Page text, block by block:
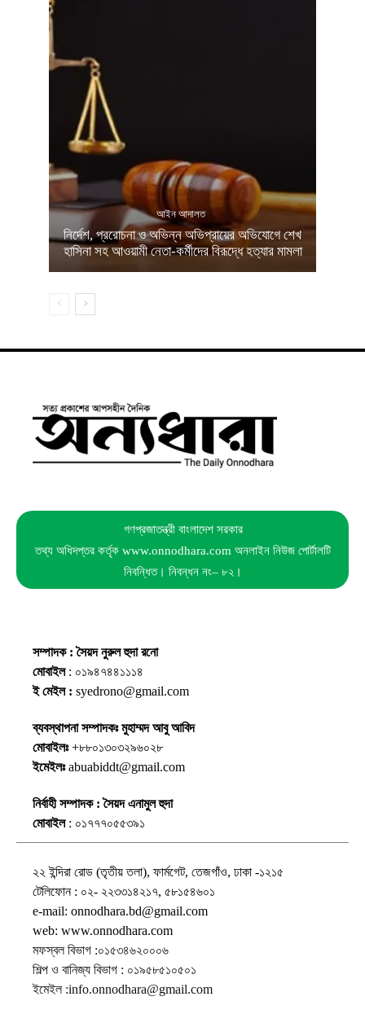
আইন আদালত
নির্দেশ, প্ররোচনা ও অভিন্ন অভিপ্রায়ের অভিযোগে শেখ
হাসিনা সহ আওয়ামী নেতা-কর্মীদের বিরূদ্ধে হত্যার মামলা
গণপ্রজাতন্ত্রী বাংলাদেশ সরকার
তথ্য অধিদপ্তর কর্তৃক www.onnodhara.com অনলাইন নিউজ পোর্টালটি
নিবন্ধিত। নিবন্ধন নং– ৮২।
সম্পাদক : সৈয়দ নুরুল হুদা রনো
মোবাইল: ০১৯৪৭৪৪১১১৪
ই মেইল : syedrono@gmail.com
ব্যবস্থাপনা সম্পাদকঃ মুহাম্মদ আবু আবিদ
মোবাইলঃ+৮৮০১৩০৩২৯৬০২৮
ইমেইলঃabuabiddt@gmail.com
নির্বাহী সম্পাদক : সৈয়দ এনামুল হুদা
মোবাইল: ০১৭৭৭০৫৫৩৯১
২২ ইন্দিরা রোড (তৃতীয় তলা), ফার্মগেট, তেজগাঁও, ঢাকা -১২১৫
টেলিফোন : ০২- ২২৩৩১৪২১৭, ৫৮১৫৪৬০১
e-mail: onnodhara.bd@gmail.com
web: www.onnodhara.com
মফস্বল বিভাগ :০১৫৩৪৬২০০০৬
শিল্প ও বানিজ্য বিভাগ : ০১৯৫৮৫১০৫০১
ইমেইল :info.onnodhara@gmail.com